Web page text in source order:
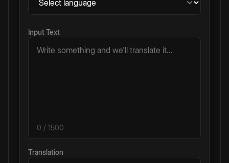
Input Text
0 / 1500
Translation